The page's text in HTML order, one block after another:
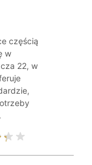
częścią
w
22, w